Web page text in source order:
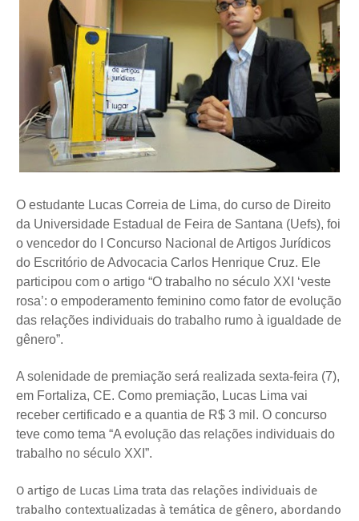
O estudante Lucas Correia de Lima, do curso de Direito
da Universidade Estadual de Feira de Santana (Uefs), foi
o vencedor do I Concurso Nacional de Artigos Jurídicos
do Escritório de Advocacia Carlos Henrique Cruz. Ele
participou com o artigo “O trabalho no século XXI ‘veste
rosa’: o empoderamento feminino como fator de evolução
das relações individuais do trabalho rumo à igualdade de
gênero”.
A solenidade de premiação será realizada sexta-feira (7),
em Fortaliza, CE. Como premiação, Lucas Lima vai
receber certificado e a quantia de R$ 3 mil. O concurso
teve como tema “A evolução das relações individuais do
trabalho no século XXI”.
O artigo de Lucas Lima trata das relações individuais de
trabalho contextualizadas à temática de gênero, abordando